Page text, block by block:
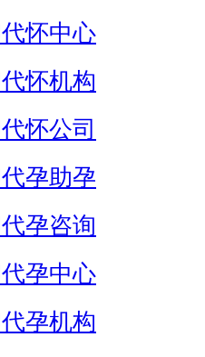
怀中心
怀机构
怀公司
孕助孕
孕咨询
孕中心
孕机构